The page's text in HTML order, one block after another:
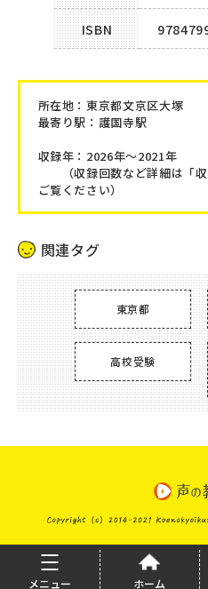
ISBN
所在地：東京都文京区大塚
最寄り駅：護国寺駅
収録年：2026年～2021年
（収録回数など詳細は「収
ご覧ください）
関連タグ
東京都
高校受験
メニュー ホーム